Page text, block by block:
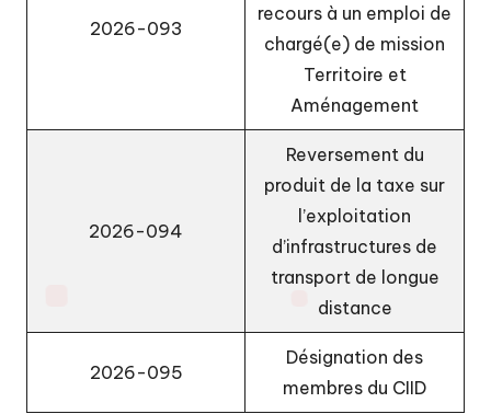
2026-093
recours à un emploi de
chargé(e) de mission
Territoire et
Aménagement
2026-094
Reversement du
produit de la taxe sur
l’exploitation
d’infrastructures de
transport de longue
distance
2026-095
Désignation des
membres du CIID